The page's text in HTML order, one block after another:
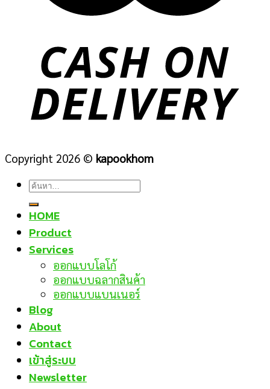
Copyright 2026 © kapookhom
ค้นหา:
HOME
Product
Services
ออกแบบโลโก้
ออกแบบฉลากสินค้า
ออกแบบแบนเนอร์
Blog
About
Contact
เข้าสู่ระบบ
Newsletter